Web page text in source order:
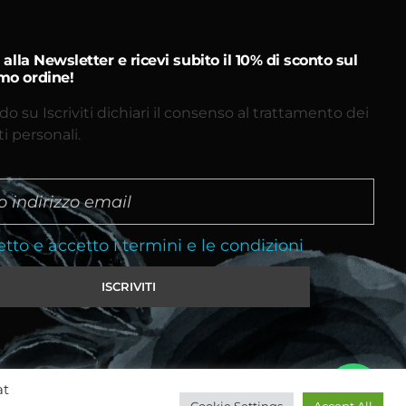
Newsletter e ricevi subito il 10% di sconto sul
ordine!
su Iscriviti dichiari il consenso al trattamento dei
personali.
e accetto i termini e le condizioni